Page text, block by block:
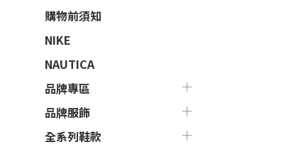
購物前須知
NIKE
NAUTICA
品牌專區
品牌服飾
全系列鞋款